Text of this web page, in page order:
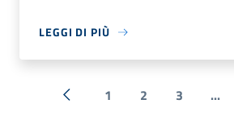
LEGGI DI PIÙ
« Precedente
1 2 3 ...